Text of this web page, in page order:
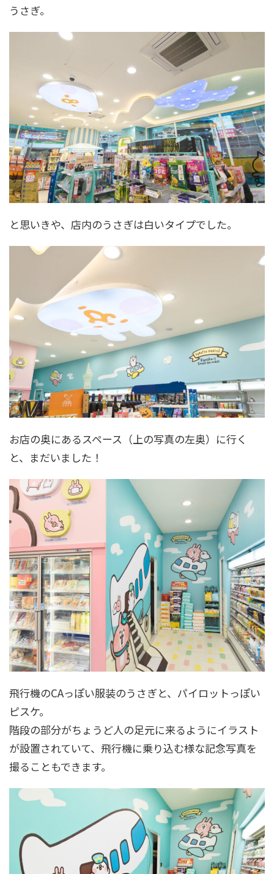
うさぎ。
と思いきや、店内のうさぎは白いタイプでした。
お店の奥にあるスペース（上の写真の左奥）に行く
と、まだいました！
飛行機のCAっぽい服装のうさぎと、パイロットっぽい
ピスケ。
階段の部分がちょうど人の足元に来るようにイラスト
が設置されていて、飛行機に乗り込む様な記念写真を
撮ることもできます。